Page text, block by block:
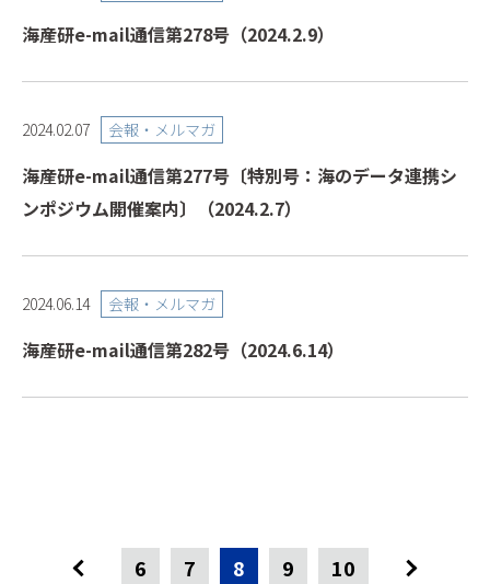
海産研e-mail通信第278号（2024.2.9）
2024.02.07 会報・メルマガ
海産研e-mail通信第277号〔特別号：海のデータ連携シ
ンポジウム開催案内〕（2024.2.7）
2024.06.14 会報・メルマガ
海産研e-mail通信第282号（2024.6.14）
6 7 8 9 10